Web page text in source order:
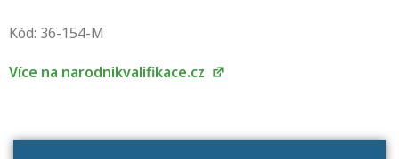
Kód: 36-154-M
Více na narodnikvalifikace.cz
Víte, jaké dovednosti musíte pro danou